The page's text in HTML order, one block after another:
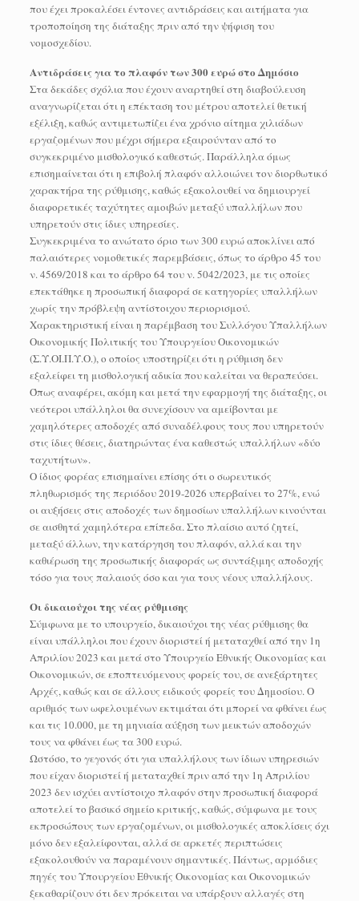
που έχει προκαλέσει έντονες αντιδράσεις και αιτήματα για
τροποποίηση της διάταξης πριν από την ψήφιση του
νομοσχεδίου.
Αντιδράσεις για το πλαφόν των 300 ευρώ στο Δημόσιο
Στα δεκάδες σχόλια που έχουν αναρτηθεί στη διαβούλευση
αναγνωρίζεται ότι η επέκταση του μέτρου αποτελεί θετική
εξέλιξη, καθώς αντιμετωπίζει ένα χρόνιο αίτημα χιλιάδων
εργαζομένων που μέχρι σήμερα εξαιρούνταν από το
συγκεκριμένο μισθολογικό καθεστώς. Παράλληλα όμως
επισημαίνεται ότι η επιβολή πλαφόν αλλοιώνει τον διορθωτικό
χαρακτήρα της ρύθμισης, καθώς εξακολουθεί να δημιουργεί
διαφορετικές ταχύτητες αμοιβών μεταξύ υπαλλήλων που
υπηρετούν στις ίδιες υπηρεσίες.
Συγκεκριμένα το ανώτατο όριο των 300 ευρώ αποκλίνει από
παλαιότερες νομοθετικές παρεμβάσεις, όπως το άρθρο 45 του
ν. 4569/2018 και το άρθρο 64 του ν. 5042/2023, με τις οποίες
επεκτάθηκε η προσωπική διαφορά σε κατηγορίες υπαλλήλων
χωρίς την πρόβλεψη αντίστοιχου περιορισμού.
Χαρακτηριστική είναι η παρέμβαση του Συλλόγου Υπαλλήλων
Οικονομικής Πολιτικής του Υπουργείου Οικονομικών
(Σ.Υ.ΟΙ.Π.Υ.Ο.), ο οποίος υποστηρίζει ότι η ρύθμιση δεν
εξαλείφει τη μισθολογική αδικία που καλείται να θεραπεύσει.
Όπως αναφέρει, ακόμη και μετά την εφαρμογή της διάταξης, οι
νεότεροι υπάλληλοι θα συνεχίσουν να αμείβονται με
χαμηλότερες αποδοχές από συναδέλφους τους που υπηρετούν
στις ίδιες θέσεις, διατηρώντας ένα καθεστώς υπαλλήλων «δύο
ταχυτήτων».
Ο ίδιος φορέας επισημαίνει επίσης ότι ο σωρευτικός
πληθωρισμός της περιόδου 2019-2026 υπερβαίνει το 27%, ενώ
οι αυξήσεις στις αποδοχές των δημοσίων υπαλλήλων κινούνται
σε αισθητά χαμηλότερα επίπεδα. Στο πλαίσιο αυτό ζητεί,
μεταξύ άλλων, την κατάργηση του πλαφόν, αλλά και την
καθιέρωση της προσωπικής διαφοράς ως συντάξιμης αποδοχής
τόσο για τους παλαιούς όσο και για τους νέους υπαλλήλους.
Οι δικαιούχοι της νέας ρύθμισης
Σύμφωνα με το υπουργείο, δικαιούχοι της νέας ρύθμισης θα
είναι υπάλληλοι που έχουν διοριστεί ή μεταταχθεί από την 1η
Απριλίου 2023 και μετά στο Υπουργείο Εθνικής Οικονομίας και
Οικονομικών, σε εποπτευόμενους φορείς του, σε ανεξάρτητες
Αρχές, καθώς και σε άλλους ειδικούς φορείς του Δημοσίου. Ο
αριθμός των ωφελουμένων εκτιμάται ότι μπορεί να φθάνει έως
και τις 10.000, με τη μηνιαία αύξηση των μεικτών αποδοχών
τους να φθάνει έως τα 300 ευρώ.
Ωστόσο, το γεγονός ότι για υπαλλήλους των ίδιων υπηρεσιών
που είχαν διοριστεί ή μεταταχθεί πριν από την 1η Απριλίου
2023 δεν ισχύει αντίστοιχο πλαφόν στην προσωπική διαφορά
αποτελεί το βασικό σημείο κριτικής, καθώς, σύμφωνα με τους
εκπροσώπους των εργαζομένων, οι μισθολογικές αποκλίσεις όχι
μόνο δεν εξαλείφονται, αλλά σε αρκετές περιπτώσεις
εξακολουθούν να παραμένουν σημαντικές. Πάντως, αρμόδιες
πηγές του Υπουργείου Εθνικής Οικονομίας και Οικονομικών
ξεκαθαρίζουν ότι δεν πρόκειται να υπάρξουν αλλαγές στη